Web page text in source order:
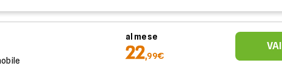
al mese
22,99€
VAI